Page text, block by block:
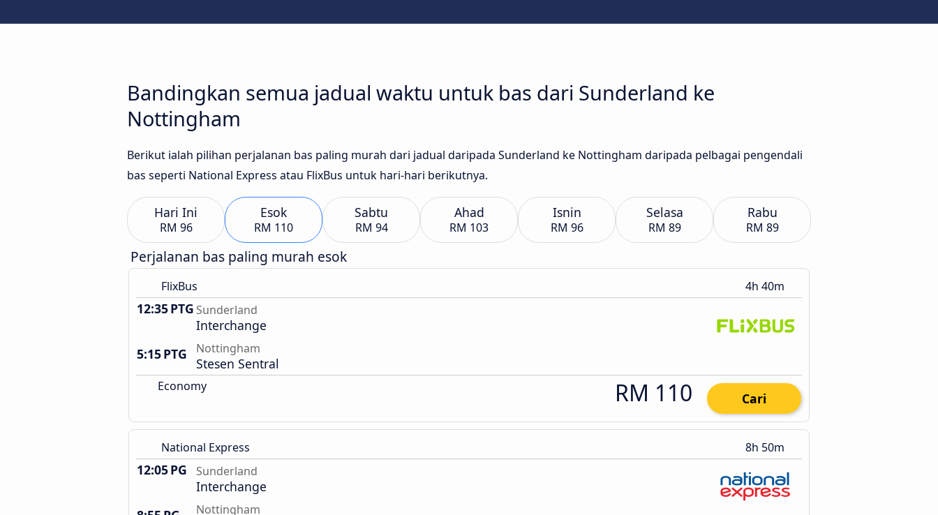
Bandingkan semua jadual waktu untuk bas dari Sunderland ke
Nottingham
Berikut ialah pilihan perjalanan bas paling murah dari jadual daripada Sunderland ke Nottingham daripada pelbagai pengendali
bas seperti National Express atau FlixBus untuk hari-hari berikutnya.
Hari Ini
RM 96
Esok
RM 110
Sabtu
RM 94
Ahad
RM 103
Isnin
RM 96
Selasa
RM 89
Rabu
RM 89
Perjalanan bas paling murah esok
FlixBus 4h 40m
12:35 PTGSunderland
Interchange
5:15 PTG
Nottingham
Stesen Sentral
Economy RM 110 Cari
National Express 8h 50m
12:05 PG Sunderland
Interchange
Nottingham